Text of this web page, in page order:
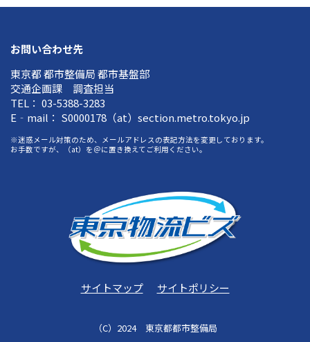
お問い合わせ先
東京都 都市整備局 都市基盤部
交通企画課 調査担当
TEL： 03-5388-3283
E‐mail： S0000178（at）section.metro.tokyo.jp
※迷惑メール対策のため、メールアドレスの表記方法を変更しております。
お手数ですが、（at）を＠に置き換えてご利用ください。
サイトマップ サイトポリシー
（C）2024 東京都都市整備局